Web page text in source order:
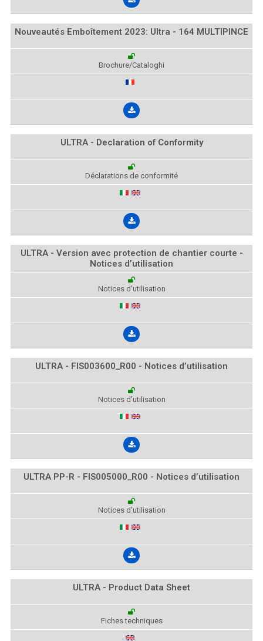
Nouveautés Emboîtement 2023: Ultra - 164 MULTIPINCE
Brochure/Cataloghi
ULTRA - Declaration of Conformity
Déclarations de conformité
ULTRA - Version avec protection de chantier courte -
Notices d’utilisation
Notices d’utilisation
ULTRA - FIS003600_R00 - Notices d’utilisation
Notices d’utilisation
ULTRA PP-R - FIS005000_R00 - Notices d’utilisation
Notices d’utilisation
ULTRA - Product Data Sheet
Fiches techniques